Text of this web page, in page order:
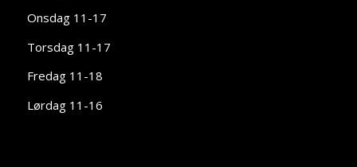
Onsdag 11-17
Torsdag 11-17
Fredag 11-18
Lørdag 11-16